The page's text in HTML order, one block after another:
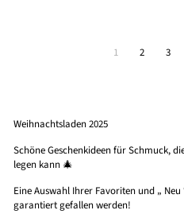
1 2 3
Weihnachtsladen 2025
Schöne Geschenkideen für Schmuck,
legen kann 🎄
Eine Auswahl Ihrer Favoriten und „
garantiert gefallen werden!